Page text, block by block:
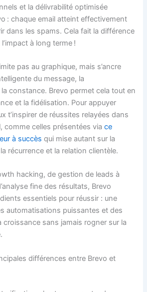
et la délivrabilité optimisée
: chaque email atteint effectivement
dans les spams. Cela fait la différence
à long terme !
pas au graphique, mais s’ancre
du message, la
constance. Brevo permet cela tout en
et la fidélisation. Pour appuyer
t’inspirer de réussites relayées dans
comme celles présentées viace
à succès qui mise autant sur la
récurrence et la relation clientèle.
hacking, de gestion de leads à
fine des résultats, Brevo
essentiels pour réussir : une
automatisations puissantes et des
croissance sans jamais rogner sur la
différences entre Brevo et